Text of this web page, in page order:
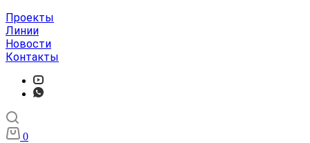
Проекты
Линии
Новости
Контакты
0